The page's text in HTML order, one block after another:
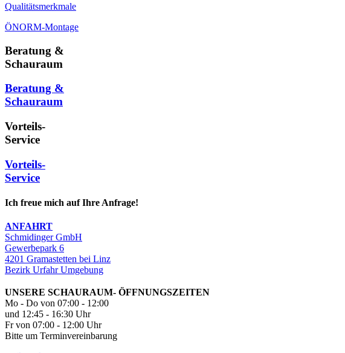
Qualitätsmerkmale
ÖNORM-Montage
Beratung &
Schauraum
Beratung &
Schauraum
Vorteils-
Service
Vorteils-
Service
Ich freue mich auf Ihre Anfrage!
ANFAHRT
Schmidinger GmbH
Gewerbepark 6
4201 Gramastetten bei Linz
Bezirk Urfahr Umgebung
UNSERE SCHAURAUM- ÖFFNUNGSZEITEN
Mo - Do von 07:00 - 12:00
und 12:45 - 16:30 Uhr
Fr von 07:00 - 12:00 Uhr
Bitte um Terminvereinbarung